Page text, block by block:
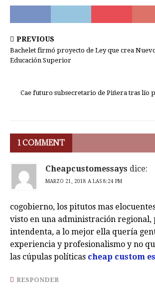
PREVIOUS
Bachelet firmó proyecto de Ley que crea
Educación Superior
Cae futuro subsecretario de Piñera tras lío
1 COMMENT
Cheapcustomessays dice:
MARZO 21, 2018 A LAS 8:24 PM
cogobierno, los pitutos mas
visto en una administración regional,
intendenta, a lo mejor ella quería
experiencia y profesionalismo y no
las cúpulas políticas cheap custom
RESPONDER